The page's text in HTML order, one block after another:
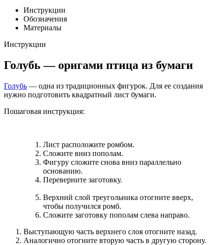
Инструкции
Обозначения
Материалы
Инструкции
Голубь — оригами птица из бумаги
Голубь — одна из традиционных фигурок. Для ее создания
нужно подготовить квадратный лист бумаги.
Пошаговая инструкция:
Лист расположите ромбом.
Сложите вниз пополам.
Фигуру сложите снова вниз параллельно
основанию.
Переверните заготовку.
Верхний слой треугольника отогните вверх,
чтобы получился ромб.
Сложите заготовку пополам слева направо.
Выступающую часть верхнего слоя отогните назад.
Аналогично отогните вторую часть в другую сторону.